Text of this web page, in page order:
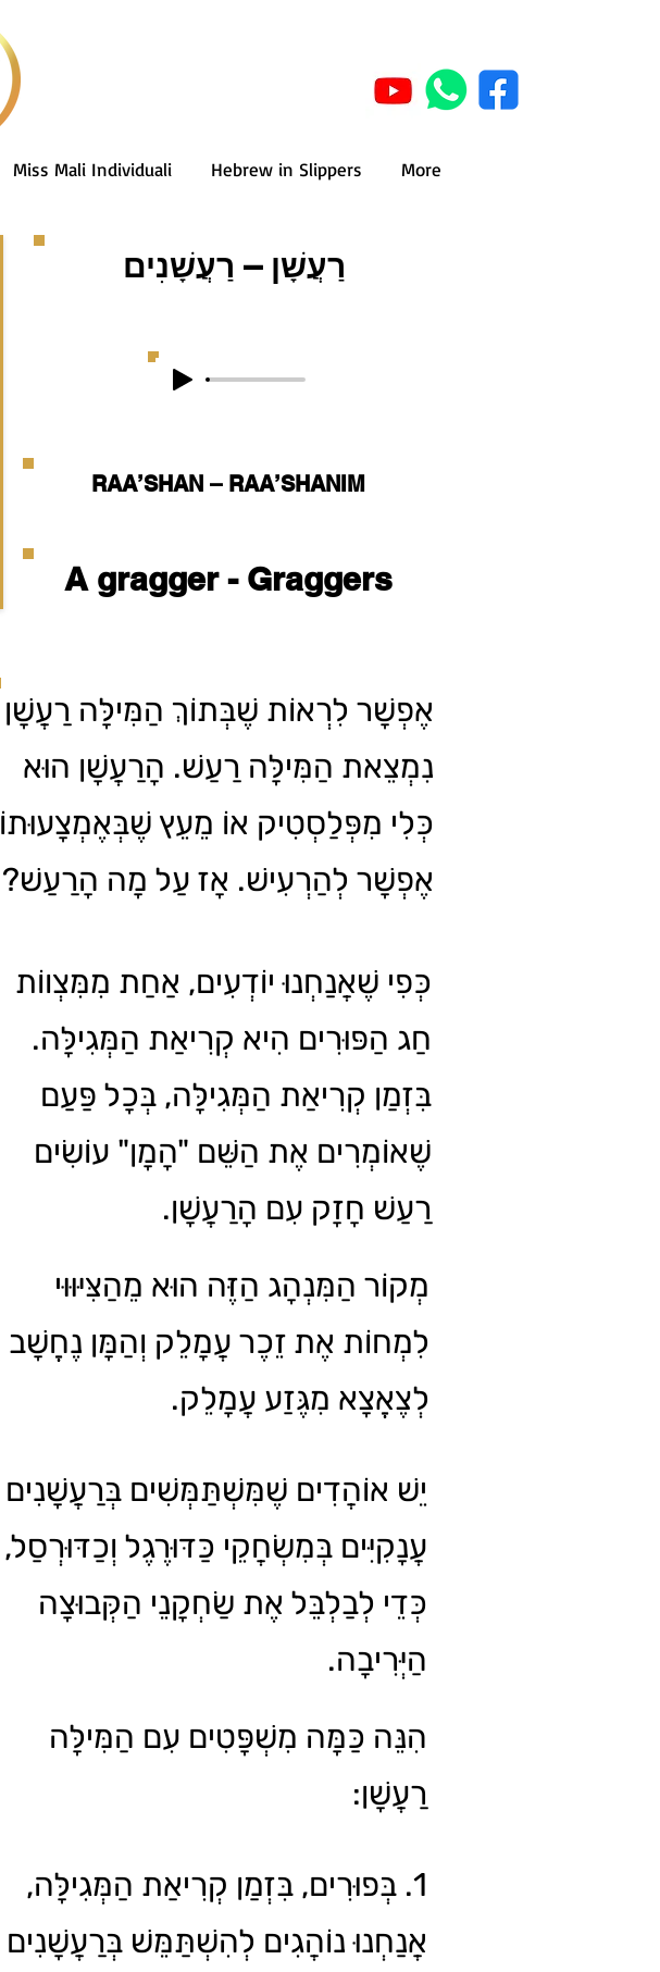
Miss Mali Individuali Hebrew in Slippers More
רַעֲשָׁן – רַעֲשָׁנִים
RAA’SHAN – RAA’SHANIM
A gragger - Graggers
אֶפְשָׁר לִרְאוֹת שֶׁבְּתוֹךְ הַמִּילָּה רַעֲשָׁן
נִמְצֵאת הַמִּילָּה רַעַשׁ. הָרַעֲשָׁן הוּא
כְּלִי מִפְּלַסְטִיק אוֹ מֵעֵץ שֶׁבְּאֶמְצָעוּתוֹ
אֶפְשָׁר לְהַרְעִישׁ. אָז עַל מָה הָרַעַשׁ?
כְּפִי שֶׁאֲנַחְנוּ יוֹדְעִים, אַחַת מִמִּצְווֹת
חַג הַפּוּרִים הִיא קְרִיאַת הַמְּגִילָּה.
בִּזְמַן קְרִיאַת הַמְּגִילָּה, בְּכָל פַּעַם
שֶׁאוֹמְרִים אֶת הַשֵּׁם "הָמָן" עוֹשִׂים
רַעַשׁ חָזָק עִם הָרַעֲשָׁן.
מְקוֹר הַמִּנְהָג הַזֶּה הוּא מֵהַצִּיּוּוּי
לִמְחוֹת אֶת זֵכֶר עֲמָלֵק וְהַמָּן נֶחֱשָׁב
לְצֶאֱצָא מִגֶּזַע עֲמָלֵק.
יֵשׁ אוֹהֲדִים שֶׁמִּשְׁתַּמְּשִׁים בְּרַעֲשָׁנִים
עֲנָקִיִּים בְּמִשְׂחֲקֵי כַּדּוּרֶגֶל וְכַדּוּרְסַל,
כְּדֵי לְבַלְבֵּל אֶת שַׂחְקָנֵי הַקְּבוּצָה
הַיְּרִיבָה.
הִנֵּה כַּמָּה מִשְׁפָּטִים עִם הַמִּילָּה
רַעֲשָׁן:
1. בְּפוּרִים, בִּזְמַן קְרִיאַת הַמְּגִילָּה,
אֲנַחְנוּ נוֹהֲגִים לְהִשְׁתַּמֵּשׁ בְּרַעֲשָׁנִים